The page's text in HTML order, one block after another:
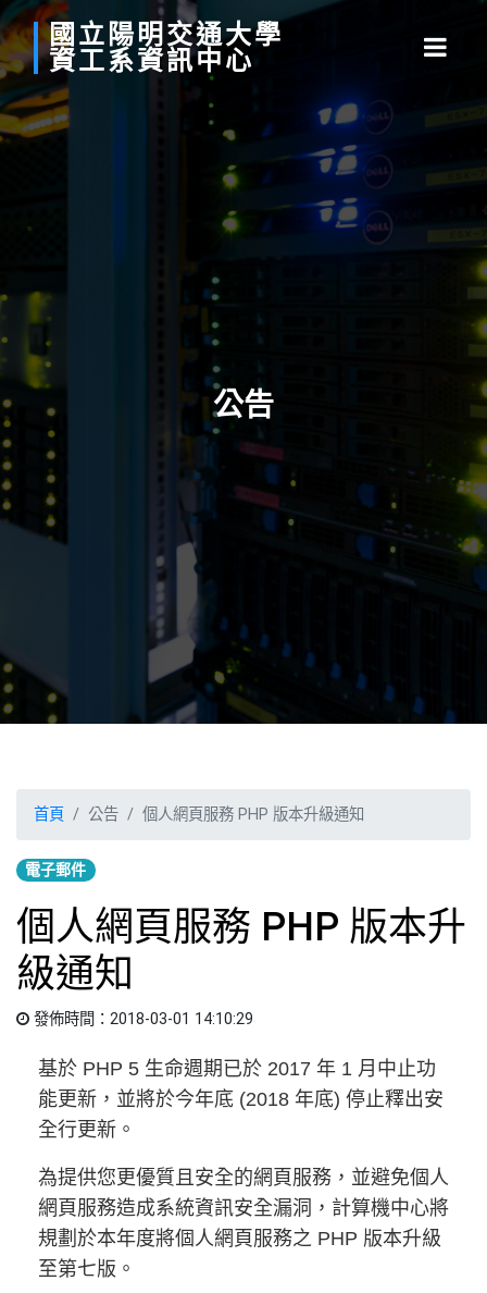
國立 陽明 交通大學
資工系資訊中心
公告
首頁 公告 個人網頁服務 PHP 版本升級通知
電子郵件
個人網頁服務 PHP 版本升
級通知
發佈時間：2018-03-01 14:10:29
基於 PHP 5 生命週期已於 2017 年 1 月中止功
能更新，並將於今年底 (2018 年底) 停止釋出安
全行更新。
為提供您更優質且安全的網頁服務，並避免個人
網頁服務造成系統資訊安全漏洞，計算機中心將
規劃於本年度將個人網頁服務之 PHP 版本升級
至第七版。